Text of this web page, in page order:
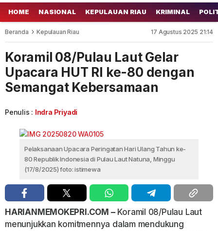
HOME NASIONAL KEPULAUAN RIAU KRIMINAL
Beranda Kepulauan Riau 17 Agustus 2025 21:14
Koramil 08/Pulau Laut Gelar
Upacara HUT RI ke-80 dengan
Semangat Kebersamaan
Penulis : Indra Priyadi
Pelaksanaan Upacara Peringatan Hari Ulang Tahun ke-
80 Republik Indonesia di Pulau Laut Natuna, Minggu
(17/8/2025) foto: istimewa
HARIANMEMOKEPRI.COM –Koramil 08/Pulau Laut
menunjukkan komitmennya dalam mendukung